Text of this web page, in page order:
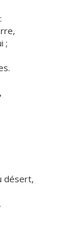
;
désert,